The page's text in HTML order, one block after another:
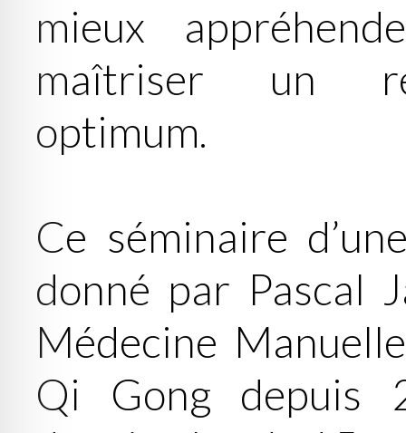
mieux
maîtriser un
optimum.
Ce séminaire
donné par Pascal
Médecine
Qi Gong depuis